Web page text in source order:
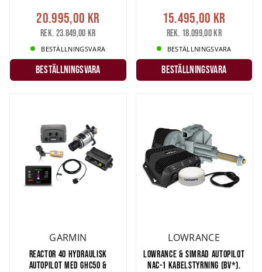
20.995,00 kr
Rek. 23.849,00 kr
BESTÄLLNINGSVARA
Beställningsvara
15.495,00 kr
Rek. 18.099,00 kr
BESTÄLLNINGSVARA
Beställningsvara
GARMIN
REACTOR 40 HYDRAULISK
AUTOPILOT MED GHC50 &
LOWRANCE
LOWRANCE & SIMRAD AUTOPILOT
NAC-1 KABELSTYRNING (BV*).